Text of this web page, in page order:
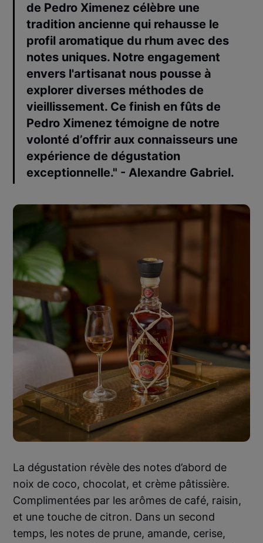
de Pedro Ximenez célèbre une
tradition ancienne qui rehausse le
profil aromatique du rhum avec des
notes uniques. Notre engagement
envers l'artisanat nous pousse à
explorer diverses méthodes de
vieillissement. Ce finish en fûts de
Pedro Ximenez témoigne de notre
volonté d’offrir aux connaisseurs une
expérience de dégustation
exceptionnelle." - Alexandre Gabriel.
La dégustation révèle des notes d’abord de
noix de coco, chocolat, et crème pâtissière.
Complimentées par les arômes de café, raisin,
et une touche de citron. Dans un second
temps, les notes de prune, amande, cerise,